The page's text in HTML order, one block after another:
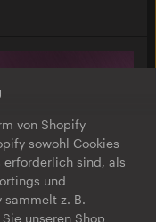
von Shopify
sowohl Cookies
erforderlich sind, als
und
sammelt z. B.
unseren Shop